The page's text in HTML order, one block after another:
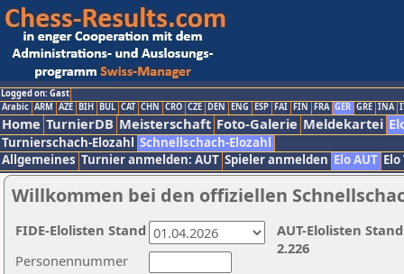
Logged on: Gast
Arabic ARM AZE BIH BUL CAT CHN CRO CZE DEN ENG ESP FAI FIN FRA GER GRE INA
Home TurnierDB Meisterschaft Foto-Galerie Meldekartei
Turnierschach-Elozahl Schnellschach-Elozahl
Allgemeines Turnier anmelden: AUT Spieler anmelden Elo AUT
Willkommen bei den offiziellen
Personennummer
AUT-Elolisten
2.226
FIDE-Elolisten Stand